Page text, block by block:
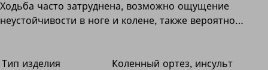
Ходьба часто затруднена, возможно ощущение
неустойчивости в ноге и колене, также вероятно
Тип изделия
Коленный ортез, инсульт